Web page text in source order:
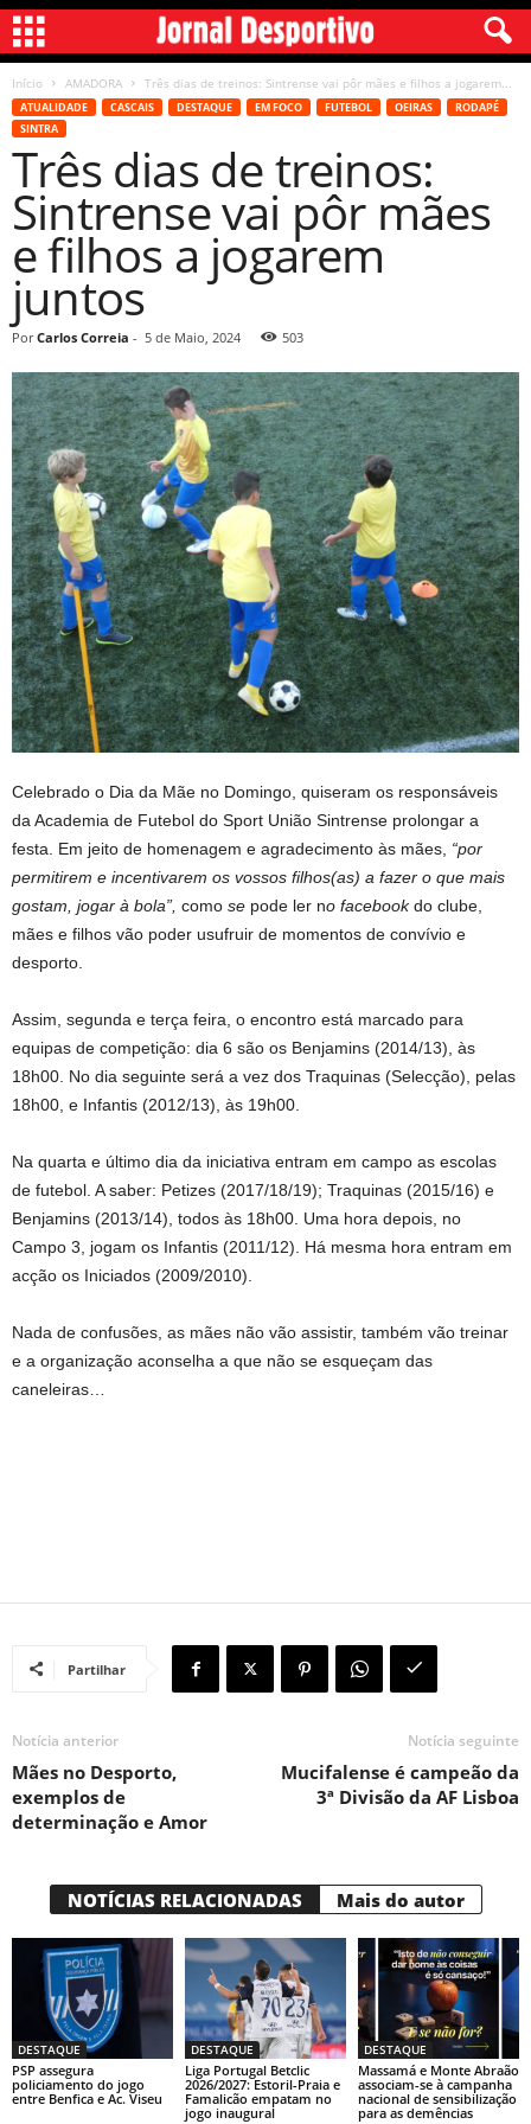
Início AMADORA Três dias de treinos: Sintrense vai pôr mães e filhos a jogarem...
ATUALIDADE CASCAIS DESTAQUE EM FOCO FUTEBOL OEIRAS
RODAPÉ
SINTRA
Três dias de treinos:
Sintrense vai pôr mães
e filhos a jogarem
juntos
Por Carlos Correia - 5 de Maio, 2024 503
Celebrado o Dia da Mãe no Domingo, quiseram os responsáveis
da Academia de Futebol do Sport União Sintrense prolongar a
festa. Em jeito de homenagem e agradecimento às mães, “por
permitirem e incentivarem os vossos filhos(as) a fazer o que mais
gostam, jogar à bola”, como se pode ler no facebookdo clube,
mães e filhos vão poder usufruir de momentos de convívio e
desporto.
Assim, segunda e terça feira, o encontro está marcado para
equipas de competição: dia 6 são os Benjamins (2014/13), às
18h00. No dia seguinte será a vez dos Traquinas (Selecção), pelas
18h00, e Infantis (2012/13), às 19h00.
Na quarta e último dia da iniciativa entram em campo as escolas
de futebol. A saber: Petizes (2017/18/19); Traquinas (2015/16) e
Benjamins (2013/14), todos às 18h00. Uma hora depois, no
Campo 3, jogam os Infantis (2011/12). Há mesma hora entram em
acção os Iniciados (2009/2010).
Nada de confusões, as mães não vão assistir, também vão treinar
e a organização aconselha a que não se esqueçam das
caneleiras…
Partilhar
Notícia anterior
Mães no Desporto,
exemplos de
determinação e Amor
Notícia seguinte
Mucifalense é campeão da
3ª Divisão da AF Lisboa
NOTÍCIAS RELACIONADAS Mais do autor
DESTAQUE
PSP assegura
policiamento do jogo
entre Benfica e Ac. Viseu
DESTAQUE
Liga Portugal Betclic
2026/2027: Estoril-Praia e
Famalicão empatam no
jogo inaugural
DESTAQUE
Massamá e Monte Abraão
associam-se à campanha
nacional de sensibilização
para as demências